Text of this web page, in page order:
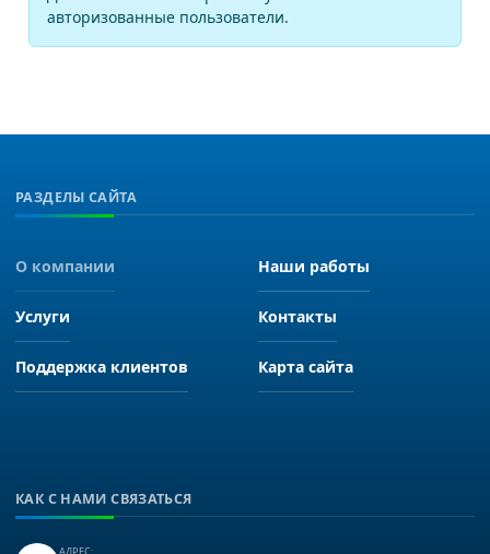
авторизованные пользователи.
РАЗДЕЛЫ САЙТА
О компании Наши работы
Услуги Контакты
Поддержка клиентов Карта сайта
КАК С НАМИ СВЯЗАТЬСЯ
АДРЕС: